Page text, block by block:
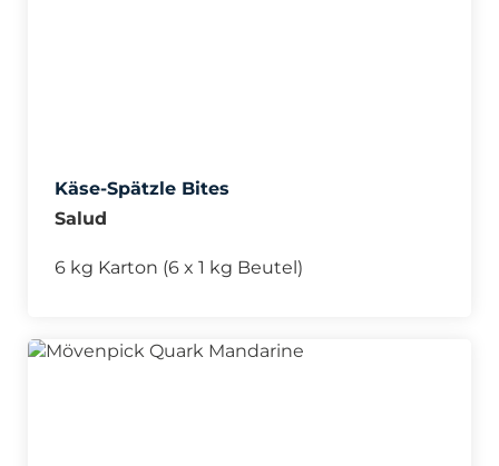
Käse-Spätzle Bites
Salud
6 kg Karton (6 x 1 kg Beutel)